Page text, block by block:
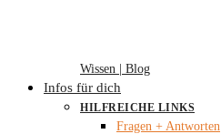
Wissen | Blog
Infos für dich
HILFREICHE LINKS
Fragen + Antworten